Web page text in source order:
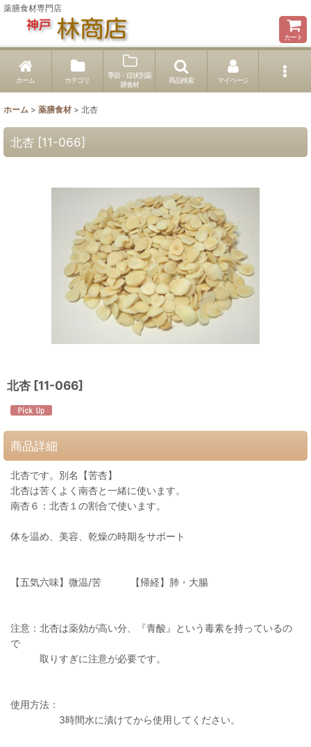
薬膳食材専門店
カート
ホーム カテゴリ
季節・症状別薬
膳食材
商品検索 マイページ
ホーム > 薬膳食材 > 北杏
北杏 [11-066]
北杏 [11-066]
商品詳細
北杏です。別名【苦杏】
北杏は苦くよく南杏と一緒に使います。
南杏６：北杏１の割合で使います。
体を温め、美容、乾燥の時期をサポート
【五気六味】微温/苦 【帰経】肺・大腸
注意：北杏は薬効が高い分、『青酸』という毒素を持っているの
で
取りすぎに注意が必要です。
使用方法：
3時間水に漬けてから使用してください。